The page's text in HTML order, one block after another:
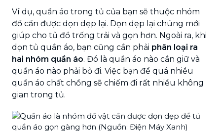
Ví dụ, quần áo trong tủ của bạn sẽ thuộc nhóm
đồ cần được dọn dẹp lại. Dọn dẹp lại chúng mới
giúp cho tủ đồ trống trải và gọn hơn. Ngoài ra, khi
dọn tủ quần áo, bạn cũng cần phải phân loại ra
hai nhóm quần áo. Đó là quần áo nào cần giữ và
quần áo nào phải bỏ đi. Việc bạn để quá nhiều
quần áo chất chồng sẽ chiếm đi rất nhiều không
gian trong tủ.